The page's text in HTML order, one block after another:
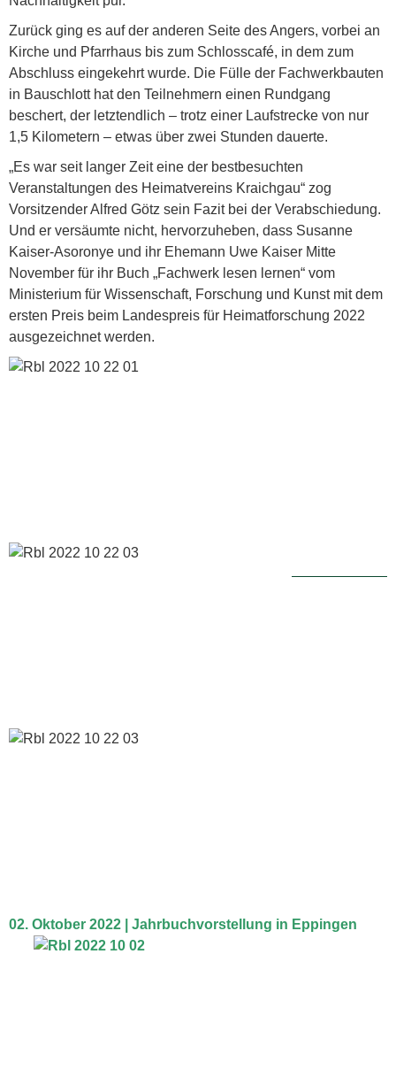
Zurück ging es auf der anderen Seite des Angers, vorbei an
Kirche und Pfarrhaus bis zum Schlosscafé, in dem zum
Abschluss eingekehrt wurde. Die Fülle der Fachwerkbauten
in Bauschlott hat den Teilnehmern einen Rundgang
beschert, der letztendlich – trotz einer Laufstrecke von nur
1,5 Kilometern – etwas über zwei Stunden dauerte.
„Es war seit langer Zeit eine der bestbesuchten
Veranstaltungen des Heimatvereins Kraichgau“ zog
Vorsitzender Alfred Götz sein Fazit bei der Verabschiedung.
Und er versäumte nicht, hervorzuheben, dass Susanne
Kaiser-Asoronye und ihr Ehemann Uwe Kaiser Mitte
November für ihr Buch „Fachwerk lesen lernen“ vom
Ministerium für Wissenschaft, Forschung und Kunst mit dem
ersten Preis beim Landespreis für Heimatforschung 2022
ausgezeichnet werden.
02. Oktober 2022 | Jahrbuchvorstellung in Eppingen